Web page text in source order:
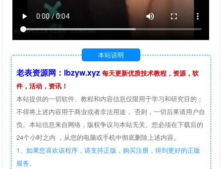
本站说明
老表资源网：lbzyw.xyz 每天更新优质技术教程，资源，软
件，活动，资讯！
本站提供的一切软件、教程和内容信息仅限用于学习和研究目的；
不得将上述内容用于商业或者非法用途， 否则，一切后果请用户自
负。本站信息来自网络，版权争议与本站无关。您必须在下载后的
24个小时之内 ，从您的电脑或手机中彻底删除上述内容。
1、如果您喜欢该程序，请支持正版，购买注册，得到更好的正版
服务。